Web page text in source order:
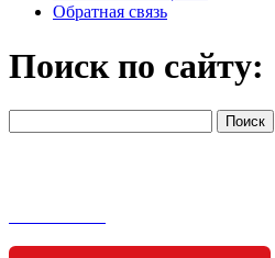
Обратная связь
Поиск по сайту: